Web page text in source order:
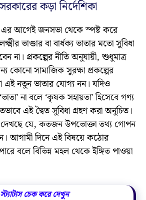
কড়া নির্দেশিকা
এর আগেই জনসভা থেকে স্পষ্ট করে
ভাণ্ডার বা বার্ধক্য ভাতার মতো সুবিধা
না। প্রকল্পের নীতি অনুযায়ী, শুধুমাত্র
কোনো সামাজিক সুরক্ষা প্রকল্পের
এই নতুন ভাতার যোগ্য নন। যদিও
না বলে ‘কৃষক সহায়তা’ হিসেবে গণ্য
এই দ্বৈত সুবিধা গ্রহণ করা অনুচিত।
দেখছে যে, কতজন উপভোক্তা তথ্য গোপন
আগামী দিনে এই বিষয়ে কঠোর
বলে বিভিন্ন মহল থেকে ইঙ্গিত পাওয়া
স্ট্যাটাস চেক করে দেখুন